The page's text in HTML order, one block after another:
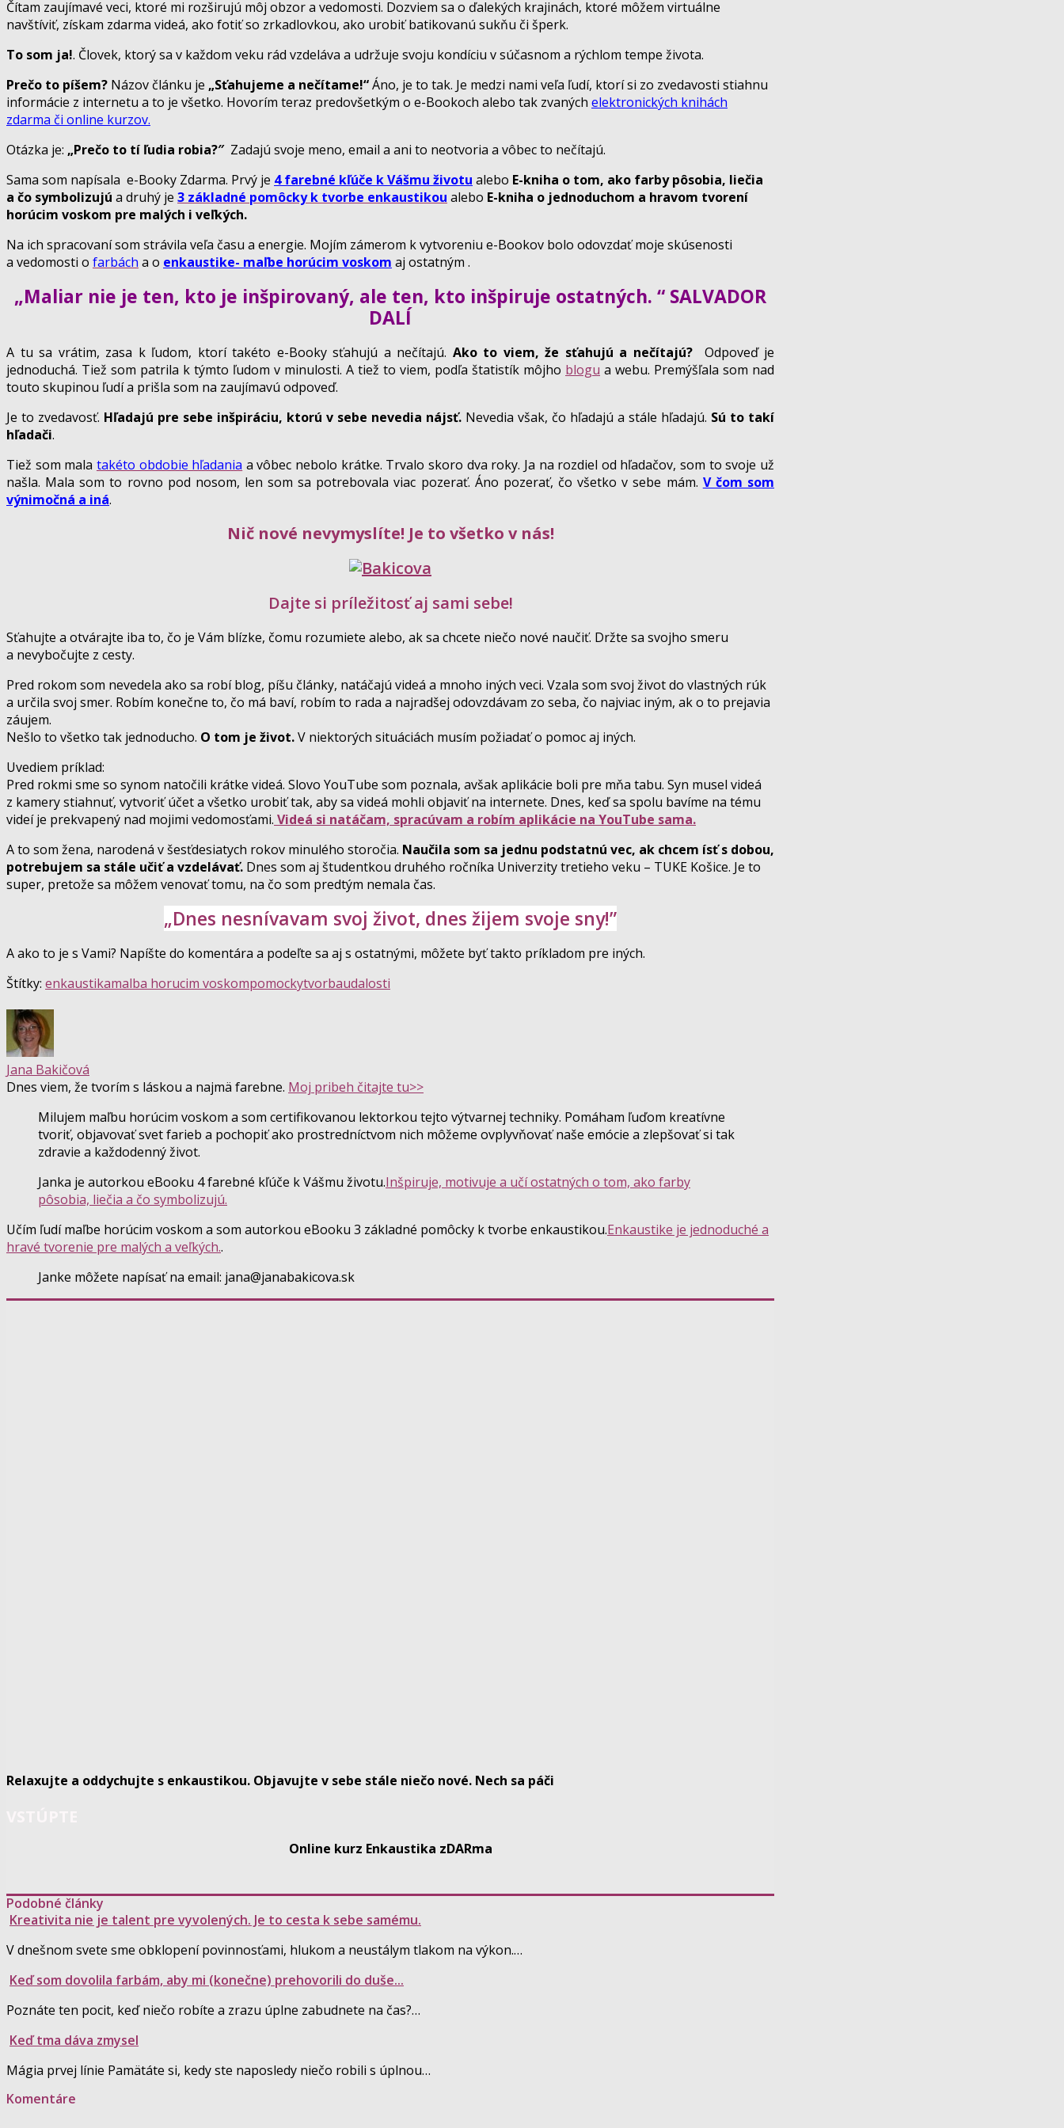
Čítam zaujímavé veci, ktoré mi rozširujú môj obzor a vedomosti. Dozviem sa o ďalekých krajinách, ktoré môžem virtuálne
navštíviť, získam zdarma videá, ako fotiť so zrkadlovkou, ako urobiť batikovanú sukňu či šperk.
To som ja!. Človek, ktorý sa v každom veku rád vzdeláva a udržuje svoju kondíciu v súčasnom a rýchlom tempe života.
Prečo to píšem? Názov článku je „Sťahujeme a nečítame!“Áno, je to tak. Je medzi nami veľa ľudí, ktorí si zo zvedavosti stiahnu
informácie z internetu a to je všetko. Hovorím teraz predovšetkým o e-Bookoch alebo tak zvaných elektronických knihách
zdarma či online kurzov.
Otázka je: „Prečo to tí ľudia robia?″Zadajú svoje meno, email a ani to neotvoria a vôbec to nečítajú.
Sama som napísala e-Booky Zdarma. Prvý je 4 farebné kľúče k Vášmu životu alebo E-kniha o tom, ako farby pôsobia, liečia
a čo symbolizujú a druhý je 3 základné pomôcky k tvorbe enkaustikou alebo E-kniha o jednoduchom a hravom tvorení
horúcim voskom pre malých i veľkých.
Na ich spracovaní som strávila veľa času a energie. Mojím zámerom k vytvoreniu e-Bookov bolo odovzdať moje skúsenosti
a vedomosti o farbách a o enkaustike- maľbe horúcim voskom aj ostatným .
„Maliar nie je ten, kto je inšpirovaný, ale ten, kto inšpiruje ostatných. “ SALVADOR
DALÍ
A tu sa vrátim, zasa k ľudom, ktorí takéto e-Booky sťahujú a nečítajú. Ako to viem, že sťahujú a nečítajú?Odpoveď je
jednoduchá. Tiež som patrila k týmto ľudom v minulosti. A tiež to viem, podľa štatistík môjho blogu a webu. Premýšľala som nad
touto skupinou ľudí a prišla som na zaujímavú odpoveď.
Je to zvedavosť. Hľadajú pre sebe inšpiráciu, ktorú v sebe nevedia nájsť. Nevedia však, čo hľadajú a stále hľadajú. Sú to takí
hľadači.
Tiež som mala takéto obdobie hľadania a vôbec nebolo krátke. Trvalo skoro dva roky. Ja na rozdiel od hľadačov, som to svoje už
našla. Mala som to rovno pod nosom, len som sa potrebovala viac pozerať. Áno pozerať, čo všetko v sebe mám. V čom som
výnimočná a iná.
Nič nové nevymyslíte! Je to všetko v nás!
Dajte si príležitosť aj sami sebe!
Sťahujte a otvárajte iba to, čo je Vám blízke, čomu rozumiete alebo, ak sa chcete niečo nové naučiť. Držte sa svojho smeru
a nevybočujte z cesty.
Pred rokom som nevedela ako sa robí blog, píšu články, natáčajú videá a mnoho iných veci. Vzala som svoj život do vlastných rúk
a určila svoj smer. Robím konečne to, čo má baví, robím to rada a najradšej odovzdávam zo seba, čo najviac iným, ak o to prejavia
záujem.
Nešlo to všetko tak jednoducho. O tom je život.V niektorých situáciách musím požiadať o pomoc aj iných.
Uvediem príklad:
Pred rokmi sme so synom natočili krátke videá. Slovo YouTube som poznala, avšak aplikácie boli pre mňa tabu. Syn musel videá
z kamery stiahnuť, vytvoriť účet a všetko urobiť tak, aby sa videá mohli objaviť na internete. Dnes, keď sa spolu bavíme na tému
videí je prekvapený nad mojimi vedomosťami. Videá si natáčam, spracúvam a robím aplikácie na YouTube sama.
A to som žena, narodená v šesťdesiatych rokov minulého storočia. Naučila som sa jednu podstatnú vec, ak chcem ísť s dobou,
potrebujem sa stále učiť a vzdelávať. Dnes som aj študentkou druhého ročníka Univerzity tretieho veku – TUKE Košice. Je to
super, pretože sa môžem venovať tomu, na čo som predtým nemala čas.
„Dnes nesnívavam svoj život, dnes žijem svoje sny!”
A ako to je s Vami? Napíšte do komentára a podeľte sa aj s ostatnými, môžete byť takto príkladom pre iných.
Štítky: enkaustikamalba horucim voskompomockytvorbaudalosti
Jana Bakičová
Dnes viem, že tvorím s láskou a najmä farebne. Moj pribeh čitajte tu>>
Milujem maľbu horúcim voskom a som certifikovanou lektorkou tejto výtvarnej techniky. Pomáham ľuďom kreatívne
tvoriť, objavovať svet farieb a pochopiť ako prostredníctvom nich môžeme ovplyvňovať naše emócie a zlepšovať si tak
zdravie a každodenný život.
Janka je autorkou eBooku 4 farebné kľúče k Vášmu životu.Inšpiruje, motivuje a učí ostatných o tom, ako farby
pôsobia, liečia a čo symbolizujú.
Učím ľudí maľbe horúcim voskom a som autorkou eBooku 3 základné pomôcky k tvorbe enkaustikou.Enkaustike je jednoduché a
hravé tvorenie pre malých a veľkých..
Janke môžete napísať na email: jana@janabakicova.sk
Relaxujte a oddychujte s enkaustikou. Objavujte v sebe stále niečo nové. Nech sa páči
Online kurz Enkaustika zDARma
Podobné články
Kreativita nie je talent pre vyvolených. Je to cesta k sebe samému.
V dnešnom svete sme obklopení povinnosťami, hlukom a neustálym tlakom na výkon.…
Keď som dovolila farbám, aby mi (konečne) prehovorili do duše...
Poznáte ten pocit, keď niečo robíte a zrazu úplne zabudnete na čas?…
Keď tma dáva zmysel
Mágia prvej línie Pamätáte si, kedy ste naposledy niečo robili s úplnou…
Komentáre